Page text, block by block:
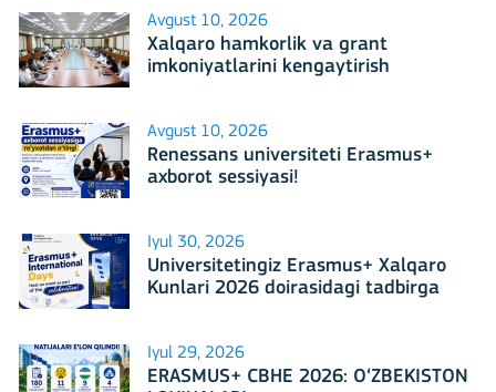
Avgust 10, 2026
Xalqaro hamkorlik va grant
imkoniyatlarini kengaytirish
Avgust 10, 2026
Renessans universiteti Erasmus+
axborot sessiyasi!
Iyul 30, 2026
Universitetingiz Erasmus+ Xalqaro
Kunlari 2026 doirasidagi tadbirga
Iyul 29, 2026
ERASMUS+ CBHE 2026: O‘ZBEKISTON